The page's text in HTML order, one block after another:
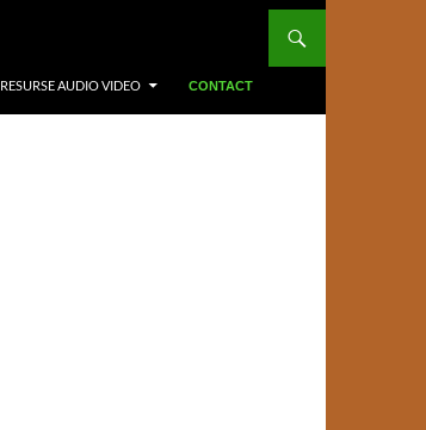
RESURSE AUDIO VIDEO CONTACT